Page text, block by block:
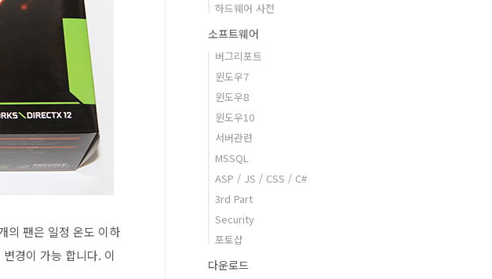
의 팬은 일정 온도 이하
경이 가능 합니다. 이
하드웨어 사전
소프트웨어
버그리포트
윈도우7
윈도우8
윈도우10
서버관련
MSSQL
ASP / JS / CSS / C#
3rd Part
Security
포토샵
다운로드